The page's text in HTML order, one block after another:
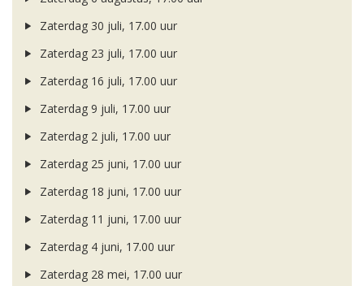
Zaterdag 30 juli, 17.00 uur
Zaterdag 23 juli, 17.00 uur
Zaterdag 16 juli, 17.00 uur
Zaterdag 9 juli, 17.00 uur
Zaterdag 2 juli, 17.00 uur
Zaterdag 25 juni, 17.00 uur
Zaterdag 18 juni, 17.00 uur
Zaterdag 11 juni, 17.00 uur
Zaterdag 4 juni, 17.00 uur
Zaterdag 28 mei, 17.00 uur